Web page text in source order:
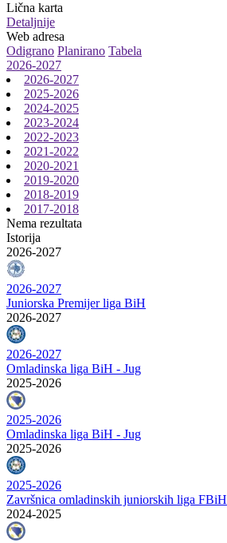
Lična karta
Detaljnije
Web adresa
Odigrano Planirano Tabela
2026-2027
2026-2027
2025-2026
2024-2025
2023-2024
2022-2023
2021-2022
2020-2021
2019-2020
2018-2019
2017-2018
Nema rezultata
Istorija
2026-2027
2026-2027
Juniorska Premijer liga BiH
2026-2027
2026-2027
Omladinska liga BiH - Jug
2025-2026
2025-2026
Omladinska liga BiH - Jug
2025-2026
2025-2026
Završnica omladinskih juniorskih liga FBiH
2024-2025